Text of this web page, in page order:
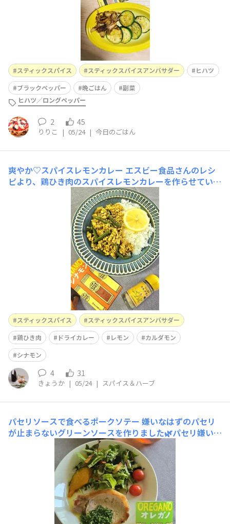
スティックスパイス スティックスパイスアンバサダー
ヒハツ
ブラックペッパー
晩ごはん
副菜
ヒハツ／ロングペッパー
2 45
りりこ | 05/24 | 今日のごはん
爽やか♡スパイスレモンカレー エスビー食品さんのレシ
ピより、鶏ひき肉のスパイスレモンカレーを作らせていた
だきました🍛鶏ひき肉にいんげん豆スティックスパイスの
シナモンカルダモン(パウダー)をつかっていつもとは違っ
た組み合わせだったけれど、レモンの爽やかさとスパイス
の香りがびっくり✨🍋カレーにもレモン合いますね！お腹
にも優しくて、こ
スティックスパイス
スティックスパイスアンバサダー
鶏ひき肉
ドライカレー レモン
カルダモン
シナモン
4 31
きょうか | 05/24 | スパイス＆ハーブ
パセリソースで食べるポークソテー 嫌いなはずのパセリ
が止まらないグリーンソースを作りました🌿パセリ嫌いの
子供が完食してくれた奇跡のソースです😃✌微塵切りにし
たパセリをオリーブオイル 白ワインビネガーオレガノを
ほんの少し加えて約30分くらいつけこみます。そこに、に
んにくすりおろし塩 こしょうで味を整えたらパセリ嫌い
も食べれるグリーンソ